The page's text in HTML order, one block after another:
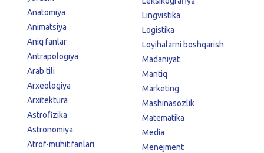
Anatomiya
Animatsiya
Aniq fanlar
Antrapologiya
Arab tili
Arxeologiya
Arxitektura
Astrofizika
Astronomiya
Atrof-muhit fanlari
Lingvistika
Logistika
Loyihalarni boshqarish
Madaniyat
Mantiq
Marketing
Mashinasozlik
Matematika
Media
Menejment